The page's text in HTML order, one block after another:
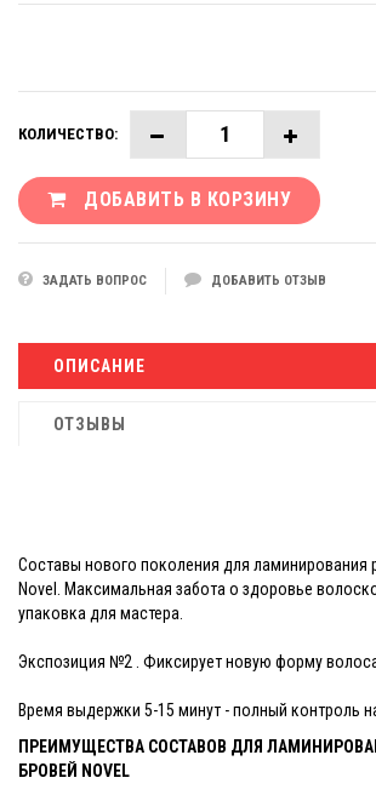
КОЛИЧЕСТВО:
ДОБАВИТЬ В КОРЗИНУ
ЗАДАТЬ ВОПРОС ДОБАВИТЬ ОТЗЫВ
ОПИСАНИЕ
ОТЗЫВЫ
Составы нового поколения для ламинирования
Novel. Максимальная забота о здоровье
упаковка для мастера.
Экспозиция №2 . Фиксирует новую форму
Время выдержки 5-15 минут - полный контроль
ПРЕИМУЩЕСТВА СОСТАВОВ ДЛЯ
БРОВЕЙ NOVEL